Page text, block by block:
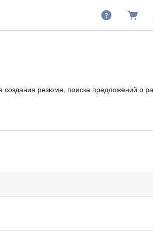
резюме, поиска предложений о